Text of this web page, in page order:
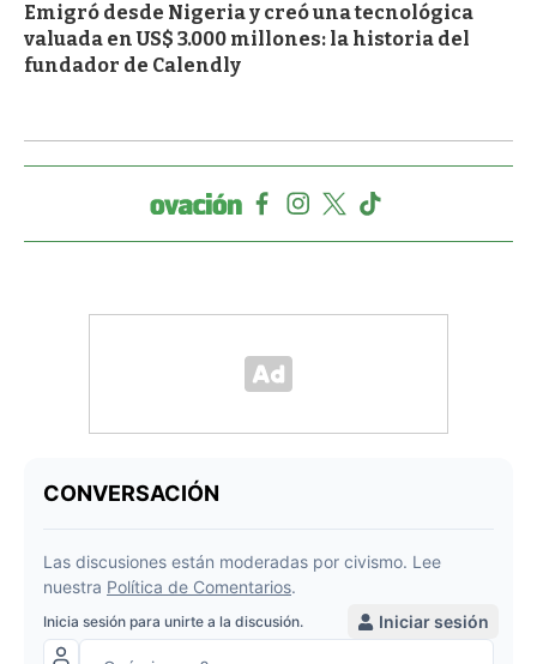
Emigró desde Nigeria y creó una tecnológica
valuada en US$ 3.000 millones: la historia del
fundador de Calendly